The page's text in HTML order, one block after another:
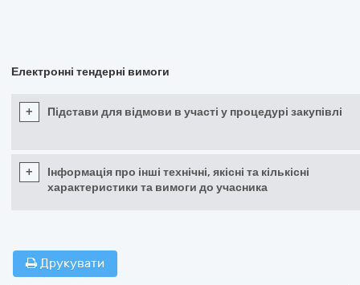
Електронні тендерні вимоги
+ Підстави для відмови в участі у процедурі закупівлі
+
Інформація про інші технічні, якісні та кількісні
характеристики та вимоги до учасника
Друкувати